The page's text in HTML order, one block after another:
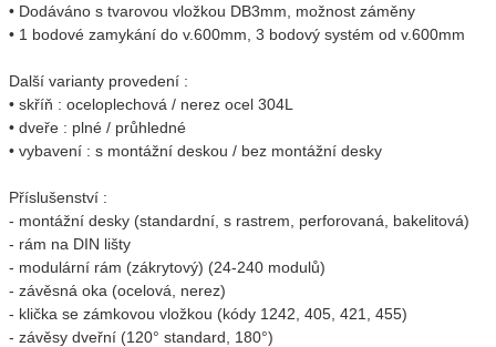
• Dodáváno s tvarovou vložkou DB3mm, možnost záměny
• 1 bodové zamykání do v.600mm, 3 bodový systém od v.600mm
Další varianty provedení :
• skříň : oceloplechová / nerez ocel 304L
• dveře : plné / průhledné
• vybavení : s montážní deskou / bez montážní desky
Příslušenství :
- montážní desky (standardní, s rastrem, perforovaná, bakelitová)
- rám na DIN lišty
- modulární rám (zákrytový) (24-240 modulů)
- závěsná oka (ocelová, nerez)
- klička se zámkovou vložkou (kódy 1242, 405, 421, 455)
- závěsy dveřní (120° standard, 180°)